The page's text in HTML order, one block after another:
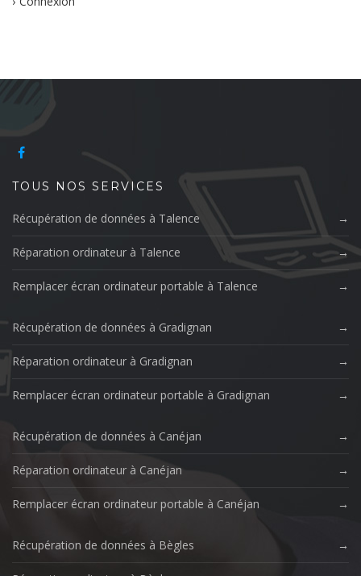
TOUS NOS SERVICES
Récupération de données à Talence
Réparation ordinateur à Talence
Remplacer écran ordinateur portable à Talence
Récupération de données à Gradignan
Réparation ordinateur à Gradignan
Remplacer écran ordinateur portable à Gradignan
Récupération de données à Canéjan
Réparation ordinateur à Canéjan
Remplacer écran ordinateur portable à Canéjan
Récupération de données à Bègles